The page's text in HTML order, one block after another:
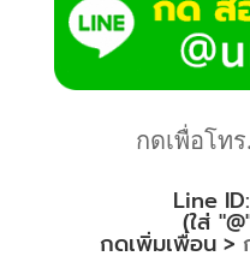
กดเพื่อโท
Line
(ใส่
กดเพิ่มเพื่อน >